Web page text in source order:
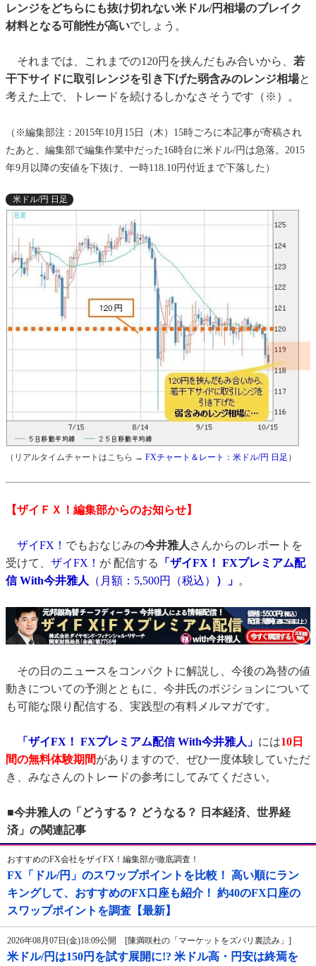
レンジをどちらにも抜け切れない米ドル/円相場のブレイク
材料となる可能性が高いでしょう。
それまでは、これまでの120円を挟んだもみ合いから、 若
干下サイドに取引レンジを引き下げた弱含みのレンジ相場と
考えた上で、トレードを続けるしかなさそうです（※）。
（※編集部注：2015年10月15日（木）15時ごろに本記事が寄稿され
たあと、編集部で編集作業中だった16時台に米ドル/円は急落。2015
年9月以降の安値を下抜け、一時118.10円付近まで下落した）
米ドル/円 日足
（リアルタイムチャートはこちら → FXチャート＆レート：米ドル/円 日足 ）
【ザイＦＸ！編集部からのお知らせ】
ザイFX！ でもおなじみの今井雅人 さんからのレポートを
受けて、 ザイFX！ が 配信する
「ザイFX！ FXプレミアム配
信 With今井雅人
（月額：5,500円（税込） ）」 。
その日のニュースをコンパクトに解説し、今後の為替の値
動きについての予測とともに、今井氏のポジションについて
も可能な限り配信する、実践型の有料メルマガです。
「ザイFX！ FXプレミアム配信 With今井雅人」 には10日
間の無料体験期間がありますので、ぜひ一度体験していただ
き、みなさんのトレードの参考にしてみてください。
■今井雅人の「どうする？ どうなる？ 日本経済、世界経
済」の関連記事
おすすめのFX会社をザイFX！編集部が徹底調査！
FX「ドル/円」のスワップポイントを比較！ 高い順にラン
キングして、おすすめのFX口座も紹介！ 約40のFX口座の
スワップポイントを調査【最新】
2026年08月07日(金)18:09公開 [陳満咲杜の「マーケットをズバリ裏読み」]
米ドル/円は150円を試す展開に!? 米ドル高・円安は終焉を